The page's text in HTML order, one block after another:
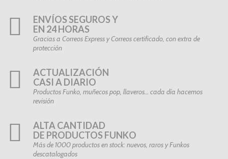
ENVÍOS SEGUROS Y
EN 24 HORAS
Gracias a Correos Express y Correos certificado, con extra de
protección
ACTUALIZACIÓN
CASI A DIARIO
Productos Funko, muñecos pop, llaveros… cada día hacemos
revisión
ALTA CANTIDAD
DE PRODUCTOS FUNKO
Más de 1000 productos en stock: nuevos, raros y Funkos
descatalogados